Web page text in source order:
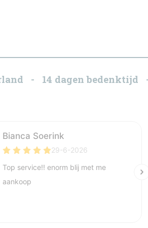
- 14 dagen